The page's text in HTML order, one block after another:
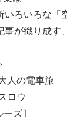
いろいろな「
事が織り成す
人の電車旅
ロウ
ズ〕